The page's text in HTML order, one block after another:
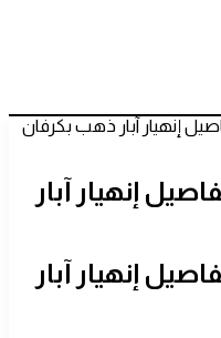
إنهيار آبار ذهب بكرفان
إنهيار آبار
إنهيار آبار